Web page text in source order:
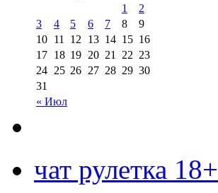
« Июл
1
2
3
4 5 6 7 8
9
10 11 12 13 14 15 16
17 18 19 20 21 22 23
24 25 26 27 28 29 30
31
чат рулетка 18+